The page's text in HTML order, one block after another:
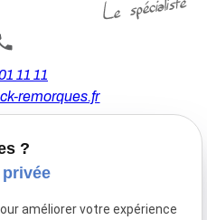
11 11
remorques.fr
Leclerc
?
améliorer votre expérience